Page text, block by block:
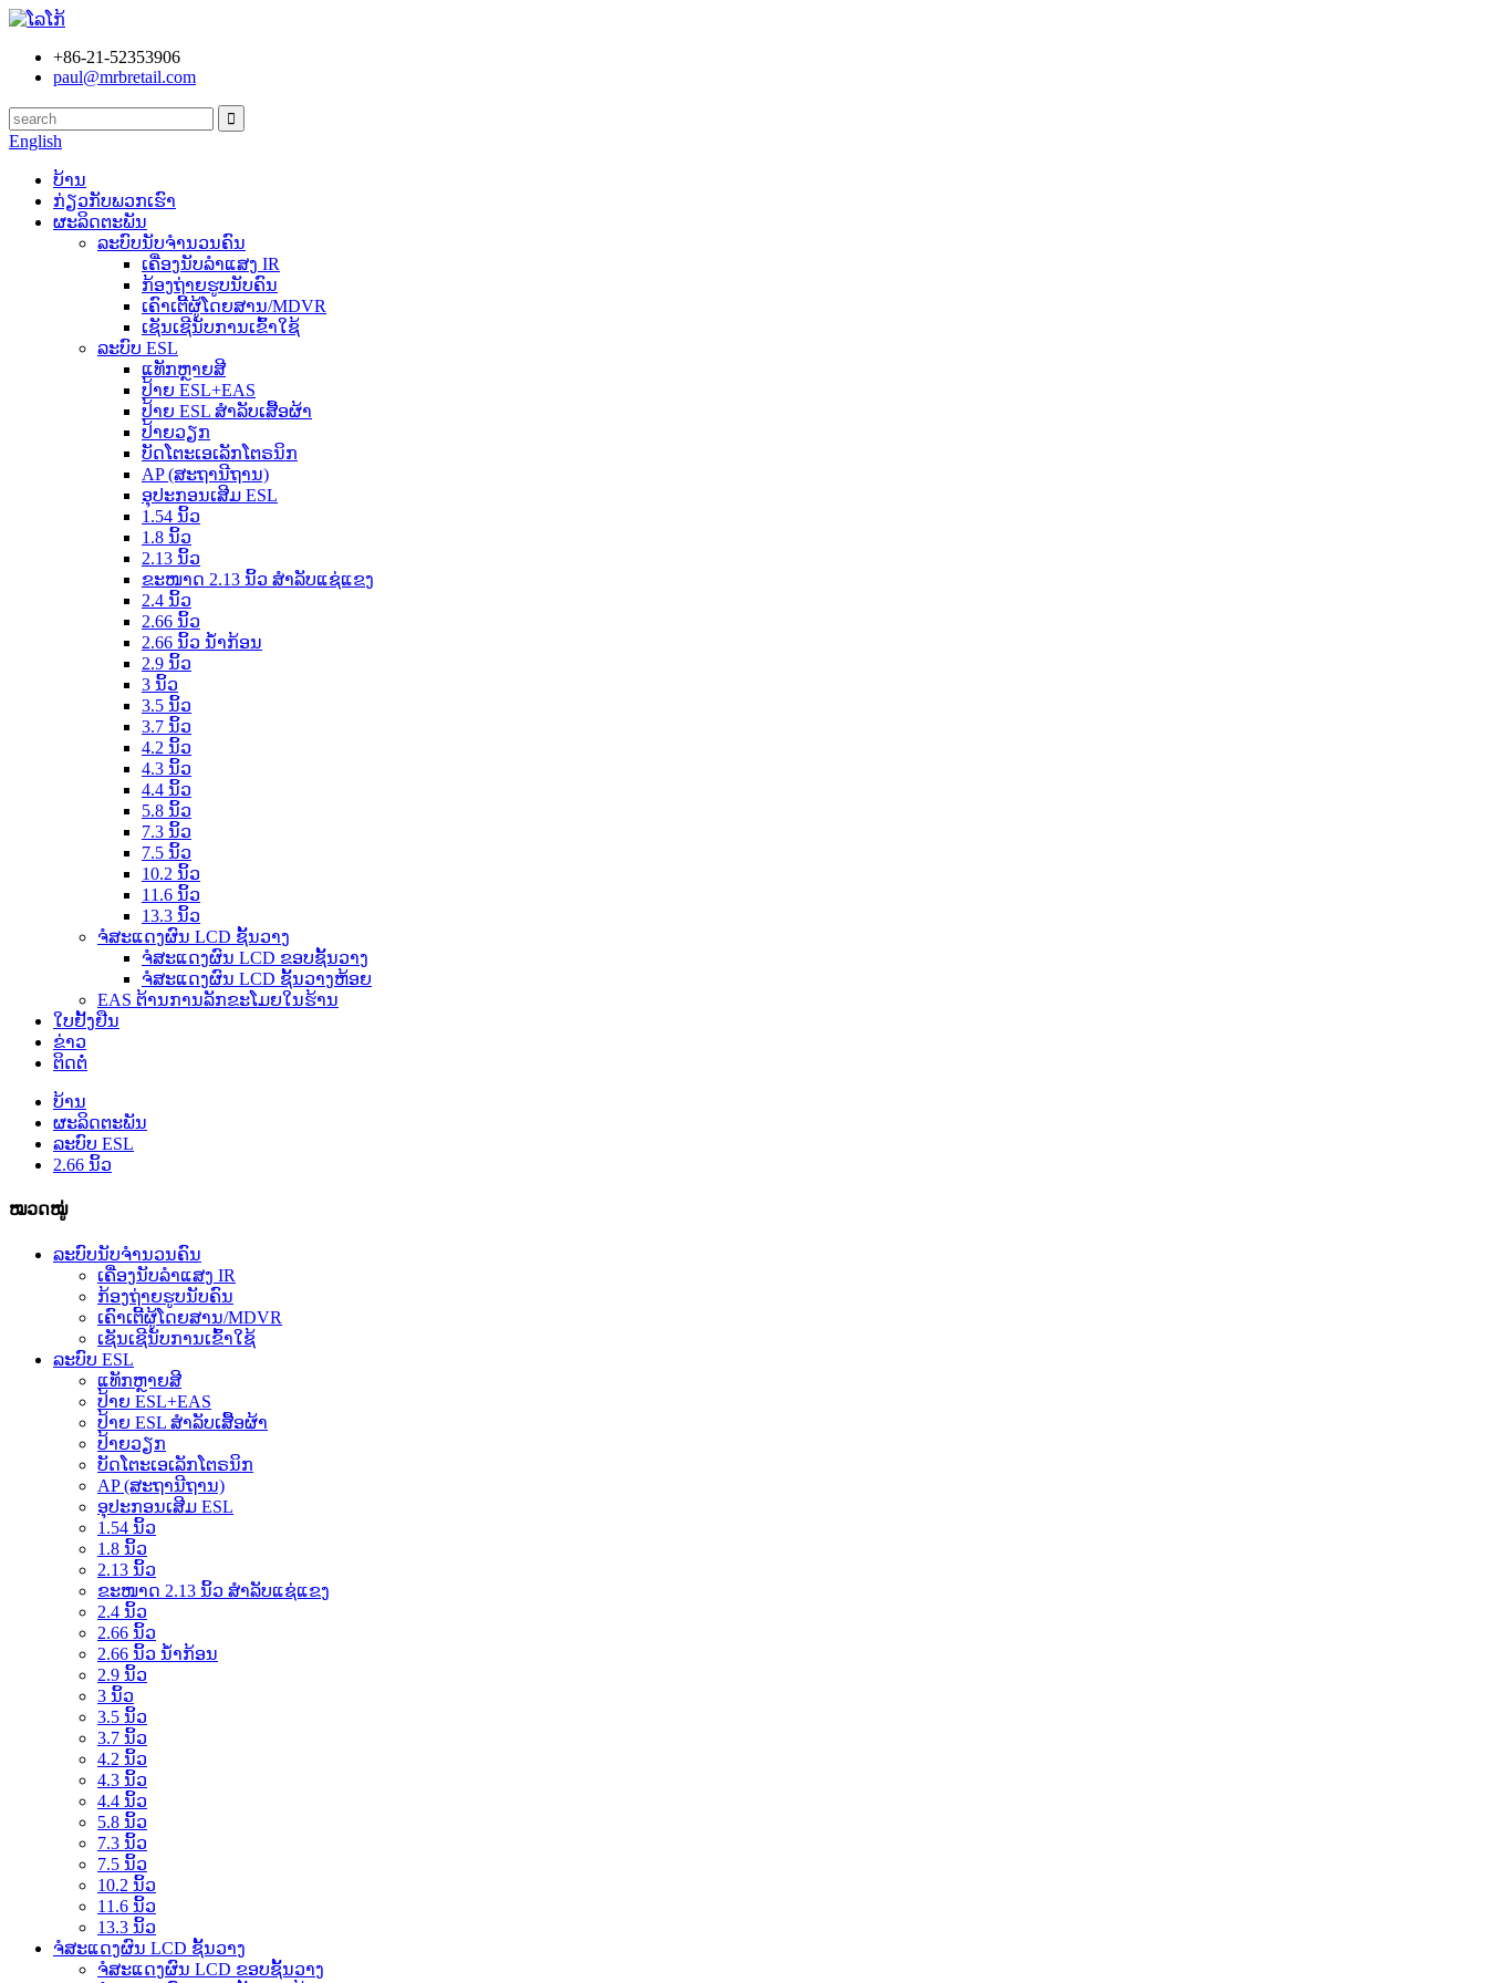
+86-21-52353906
paul@mrbretail.com
English
ບ້ານ
ກ່ຽວກັບພວກເຮົາ
ຜະລິດຕະພັນ
ລະບົບນັບຈຳນວນຄົນ
ເຄື່ອງນັບລຳແສງ IR
ກ້ອງຖ່າຍຮູບນັບຄົນ
ເຄົາເຕີ້ຜູ້ໂດຍສານ/MDVR
ເຊັນເຊີນັບການເຂົ້າໃຊ້
ລະບົບ ESL
ແທັກຫຼາຍສີ
ປ້າຍ ESL+EAS
ປ້າຍ ESL ສຳລັບເສື້ອຜ້າ
ປ້າຍວຽກ
ບັດໂຕະເອເລັກໂຕຣນິກ
AP (ສະຖານີຖານ)
ອຸປະກອນເສີມ ESL
1.54 ນິ້ວ
1.8 ນິ້ວ
2.13 ນິ້ວ
ຂະໜາດ 2.13 ນິ້ວ ສຳລັບແຊ່ແຂງ
2.4 ນິ້ວ
2.66 ນິ້ວ
2.66 ນິ້ວ ນ້ຳກ້ອນ
2.9 ນິ້ວ
3 ນິ້ວ
3.5 ນິ້ວ
3.7 ນິ້ວ
4.2 ນິ້ວ
4.3 ນິ້ວ
4.4 ນິ້ວ
5.8 ນິ້ວ
7.3 ນິ້ວ
7.5 ນິ້ວ
10.2 ນິ້ວ
11.6 ນິ້ວ
13.3 ນິ້ວ
ຈໍສະແດງຜົນ LCD ຊັ້ນວາງ
ຈໍສະແດງຜົນ LCD ຂອບຊັ້ນວາງ
ຈໍສະແດງຜົນ LCD ຊັ້ນວາງຫ້ອຍ
EAS ຕ້ານການລັກຂະໂມຍໃນຮ້ານ
ໃບຢັ້ງຢືນ
ຂ່າວ
ຕິດຕໍ່
ບ້ານ
ຜະລິດຕະພັນ
ລະບົບ ESL
2.66 ນິ້ວ
ໝວດໝູ່
ລະບົບນັບຈຳນວນຄົນ
ເຄື່ອງນັບລຳແສງ IR
ກ້ອງຖ່າຍຮູບນັບຄົນ
ເຄົາເຕີ້ຜູ້ໂດຍສານ/MDVR
ເຊັນເຊີນັບການເຂົ້າໃຊ້
ລະບົບ ESL
ແທັກຫຼາຍສີ
ປ້າຍ ESL+EAS
ປ້າຍ ESL ສຳລັບເສື້ອຜ້າ
ປ້າຍວຽກ
ບັດໂຕະເອເລັກໂຕຣນິກ
AP (ສະຖານີຖານ)
ອຸປະກອນເສີມ ESL
1.54 ນິ້ວ
1.8 ນິ້ວ
2.13 ນິ້ວ
ຂະໜາດ 2.13 ນິ້ວ ສຳລັບແຊ່ແຂງ
2.4 ນິ້ວ
2.66 ນິ້ວ
2.66 ນິ້ວ ນ້ຳກ້ອນ
2.9 ນິ້ວ
3 ນິ້ວ
3.5 ນິ້ວ
3.7 ນິ້ວ
4.2 ນິ້ວ
4.3 ນິ້ວ
4.4 ນິ້ວ
5.8 ນິ້ວ
7.3 ນິ້ວ
7.5 ນິ້ວ
10.2 ນິ້ວ
11.6 ນິ້ວ
13.3 ນິ້ວ
ຈໍສະແດງຜົນ LCD ຊັ້ນວາງ
ຈໍສະແດງຜົນ LCD ຂອບຊັ້ນວາງ